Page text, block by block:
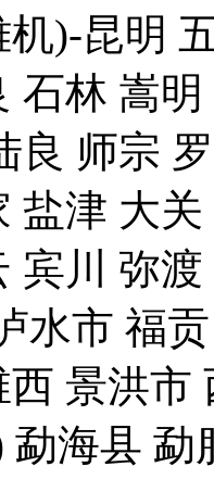
)-昆明
石林 嵩
良 师宗
盐津 大
宾川 弥
水市 福
西 景洪
勐海县